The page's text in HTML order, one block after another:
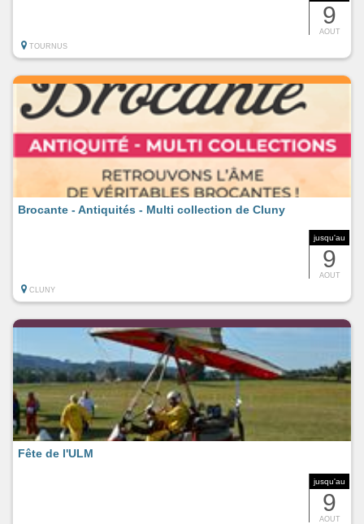
9
AOUT
TOURNUS
jusqu'au
9
AOUT
Brocante - Antiquités - Multi collection de Cluny
CLUNY
jusqu'au
9
AOUT
Fête de l'ULM